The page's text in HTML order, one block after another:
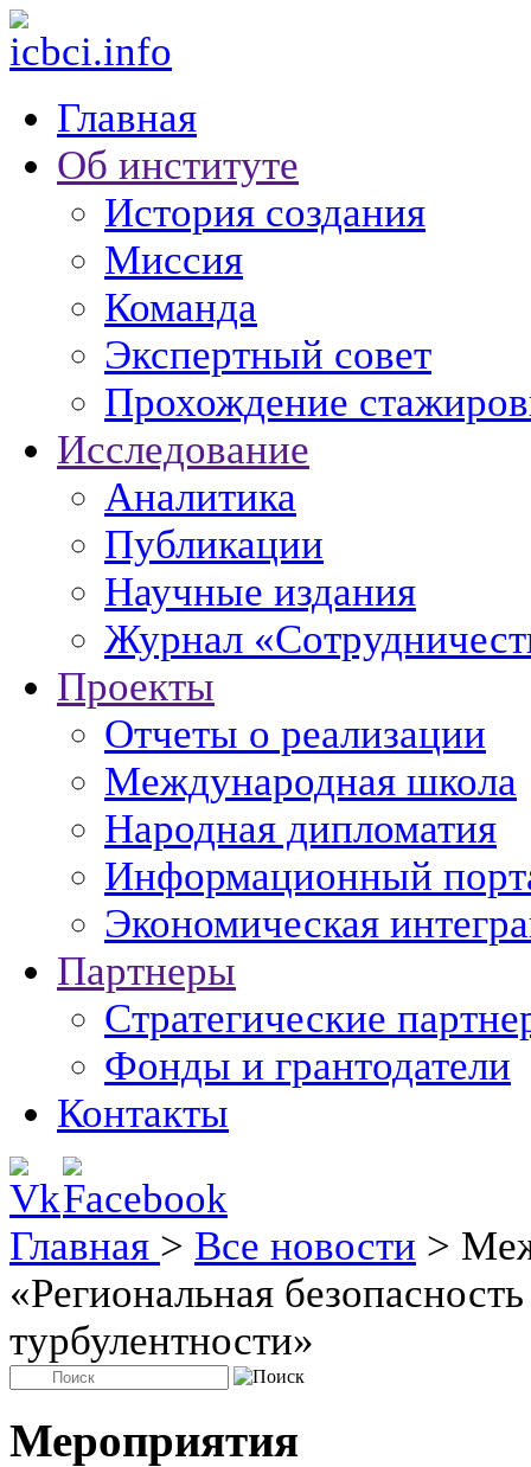
Главная
Об институте
История создания
Миссия
Команда
Экспертный совет
Прохождение
Исследование
Аналитика
Публикации
Научные издания
Журнал
Проекты
Отчеты о реализации
Международная школа
Народная дипломатия
Информационный
Экономическая
Партнеры
Стратегические
Фонды и грантодатели
Контакты
Главная > Все новости >
«Региональная
турбулентности»
Мероприятия